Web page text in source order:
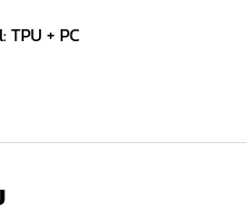
+ PC